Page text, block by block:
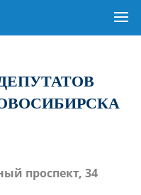
проспект, 34